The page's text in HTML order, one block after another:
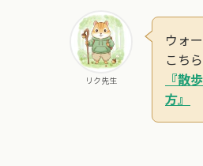
リク先生
ウォ
こち
『散
方』